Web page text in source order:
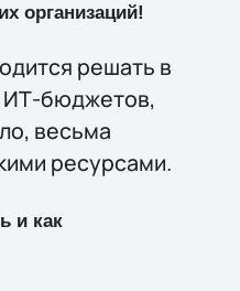
организаций!
решать в
ИТ-бюджетов,
весьма
ресурсами.
и как